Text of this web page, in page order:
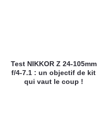
Test NIKKOR Z 24-105mm
f/4-7.1 : un objectif de kit
qui vaut le coup !